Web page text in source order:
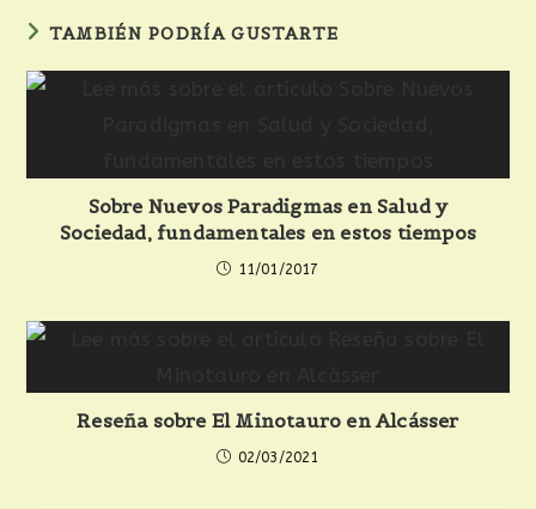
TAMBIÉN PODRÍA GUSTARTE
Sobre Nuevos Paradigmas en Salud y
Sociedad, fundamentales en estos tiempos
11/01/2017
Reseña sobre El Minotauro en Alcásser
02/03/2021